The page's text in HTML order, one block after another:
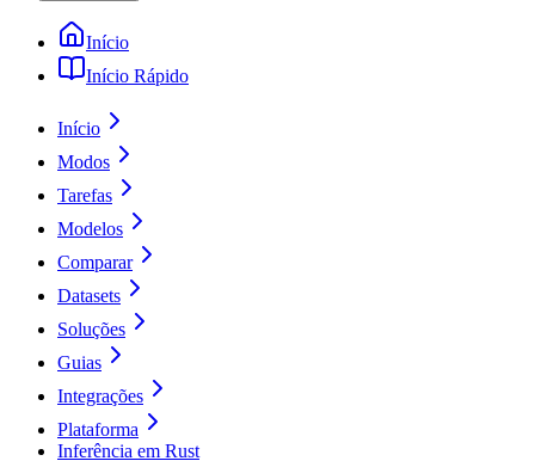
Início
Início Rápido
Início
Modos
Tarefas
Modelos
Comparar
Datasets
Soluções
Guias
Integrações
Plataforma
Inferência em Rust